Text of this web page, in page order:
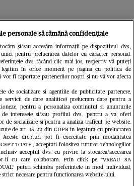
personale să rămână confidențiale
și/sau accesăm informații pe dispozitivul dvs.,
pentru prelucrarea datelor cu caracter personal.
dvs. făcând clic mai jos, respectiv vă puteți
în orice moment pe pagina cu politica de
vor fi raportate partenerilor noștri și nu vă vor afecta
de socializare si agentiile de publicitate partenere,
de date analitice) prelucram date pentru a
pentru a personaliza continutul si anunturile
interesele si/sau profilul dvs., pentru a va oferi
de socializare si pentru a analiza traficul pe website.
de art. 15-22 din GDPR in legatura cu prelucrarea
Aceste drepturi pot fi exercitate prin modalitatea
TOATE”, acceptati folosirea tuturor Tehnologiilor
acceptul dvs. cu privire la stocarea/accesarea
ii cu care colaboram. Prin click pe “VREAU SA
puteti schimba preferintele in mod individual,
necesare pentru functionarea website-ului.